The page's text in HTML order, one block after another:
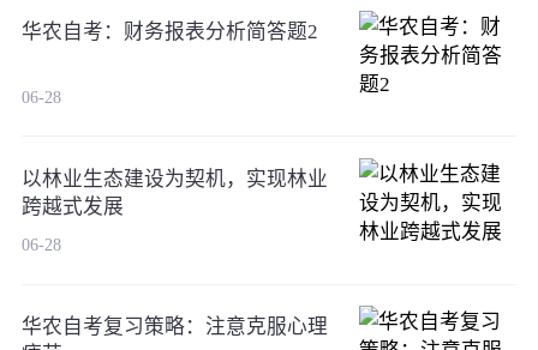
华农自考：财务报表分析简答题2
06-28
以林业生态建设为契机，实现林业
跨越式发展
06-28
华农自考复习策略：注意克服心理